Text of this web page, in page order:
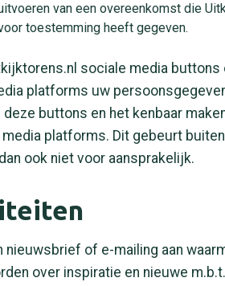
van een overeenkomst die
toestemming heeft gegeven.
sociale media buttons
platforms uw
buttons en het kenbaar
platforms. Dit gebeurt
ook niet voor aansprakelijk.
of e-mailing aan
over inspiratie en nieuwe